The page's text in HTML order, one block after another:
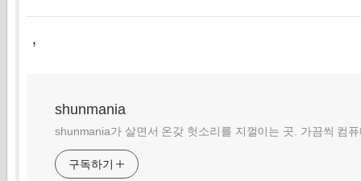
,
shunmania
shunmania가 살면서 온갖 헛소리를 지껄이는 곳. 가끔씩 컴
구독하기